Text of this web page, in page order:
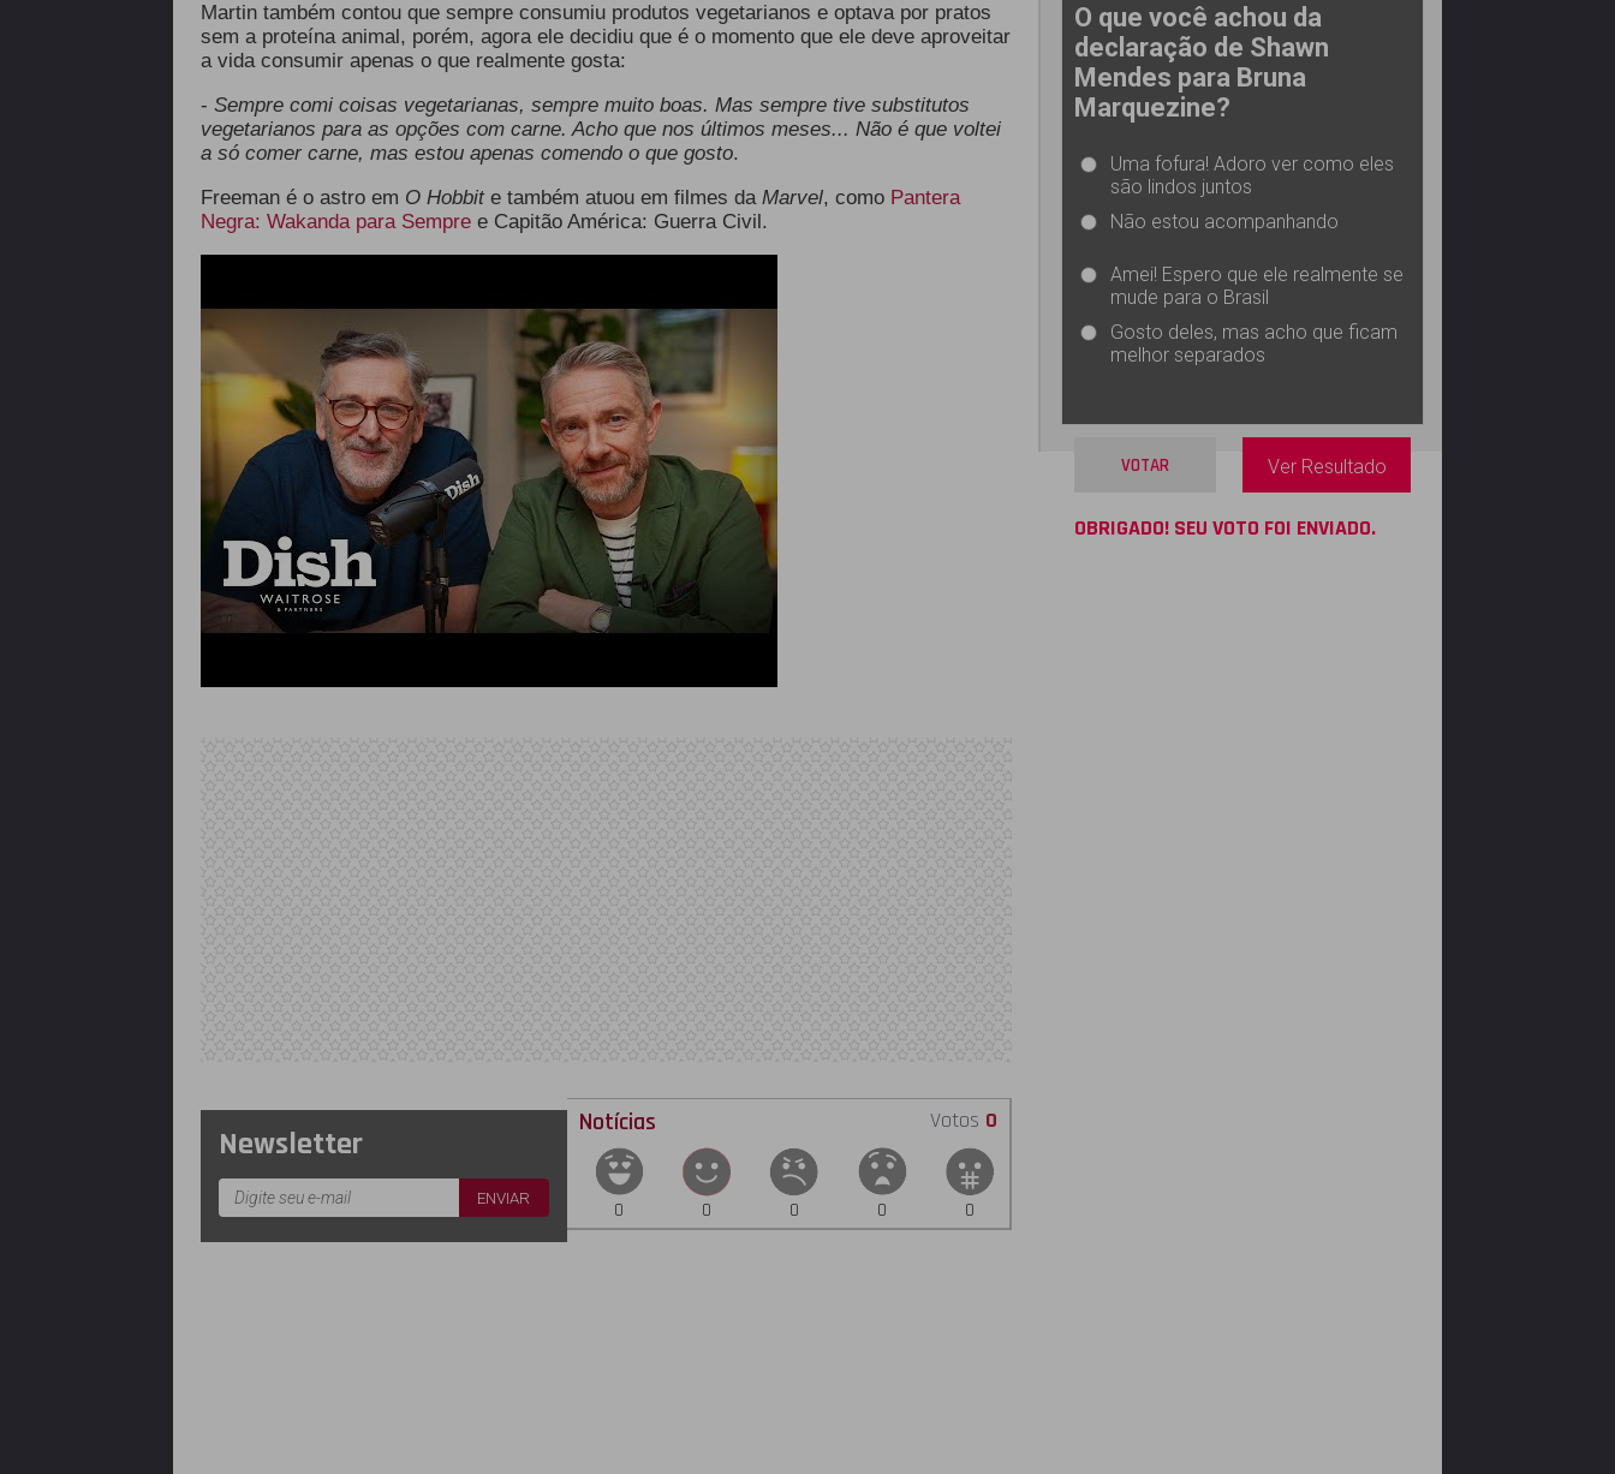
Martin também contou que sempre consumiu produtos vegetarianos e optava por pratos
sem a proteína animal, porém, agora ele decidiu que é o momento que ele deve aproveitar
a vida consumir apenas o que realmente gosta:
- Sempre comi coisas vegetarianas, sempre muito boas. Mas sempre tive substitutos
vegetarianos para as opções com carne. Acho que nos últimos meses... Não é que voltei
a só comer carne, mas estou apenas comendo o que gosto.
Freeman é o astro em O Hobbite também atuou em filmes da Marvel, como Pantera
Negra: Wakanda para Sempree Capitão América: Guerra Civil.
Newsletter
Notícias Votos 0
0 0 0 0 0
O que você achou da
declaração de Shawn
Mendes para Bruna
Marquezine?
Uma fofura! Adoro ver como eles
são lindos juntos
Não estou acompanhando
Amei! Espero que ele realmente se
mude para o Brasil
Gosto deles, mas acho que ficam
melhor separados
VOTAR Ver Resultado
OBRIGADO! SEU VOTO FOI ENVIADO.